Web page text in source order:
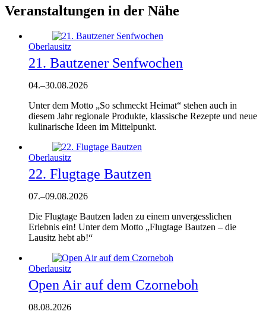
Veranstaltungen in der Nähe
Oberlausitz
21. Bautzener Senfwochen
04.–30.08.2026
Unter dem Motto „So schmeckt Heimat“ stehen auch in
diesem Jahr regionale Produkte, klassische Rezepte und neue
kulinarische Ideen im Mittelpunkt.
Oberlausitz
22. Flugtage Bautzen
07.–09.08.2026
Die Flugtage Bautzen laden zu einem unvergesslichen
Erlebnis ein! Unter dem Motto „Flugtage Bautzen – die
Lausitz hebt ab!“
Oberlausitz
Open Air auf dem Czorneboh
08.08.2026